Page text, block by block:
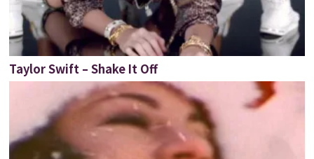
Taylor Swift – Shake It Off